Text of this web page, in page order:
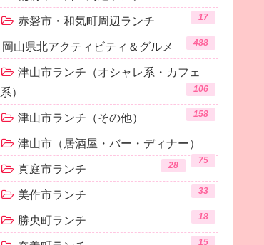
赤磐市・和気町周辺ランチ 17
岡山県北アクティビティ＆グルメ 488
津山市ランチ（オシャレ系・カフェ
系）
106
津山市ランチ（その他） 158
津山市（居酒屋・バー・ディナー）
75
真庭市ランチ 28
美作市ランチ 33
勝央町ランチ 18
15